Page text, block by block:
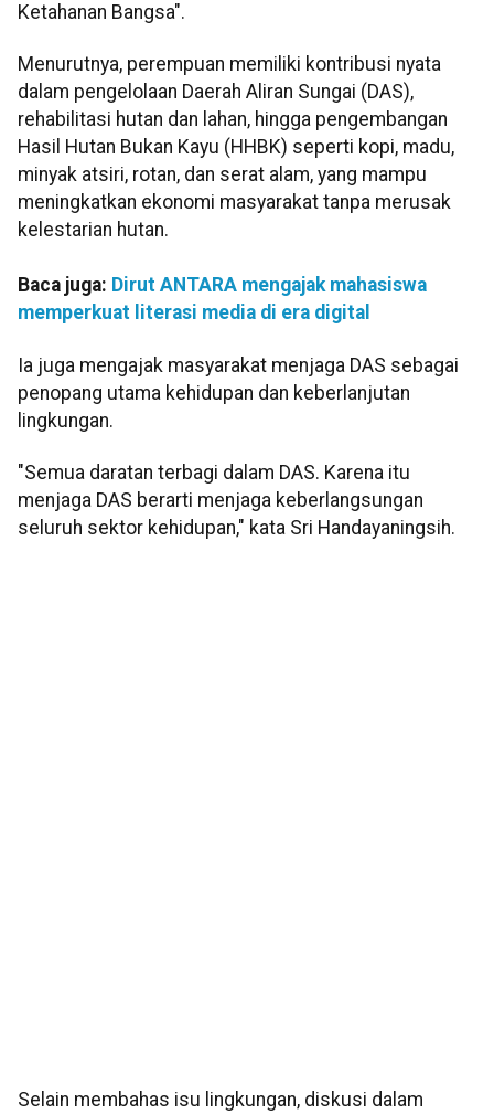
Ketahanan Bangsa".
Menurutnya, perempuan memiliki kontribusi nyata
dalam pengelolaan Daerah Aliran Sungai (DAS),
rehabilitasi hutan dan lahan, hingga pengembangan
Hasil Hutan Bukan Kayu (HHBK) seperti kopi, madu,
minyak atsiri, rotan, dan serat alam, yang mampu
meningkatkan ekonomi masyarakat tanpa merusak
kelestarian hutan.
Baca juga: Dirut ANTARA mengajak mahasiswa
memperkuat literasi media di era digital
Ia juga mengajak masyarakat menjaga DAS sebagai
penopang utama kehidupan dan keberlanjutan
lingkungan.
"Semua daratan terbagi dalam DAS. Karena itu
menjaga DAS berarti menjaga keberlangsungan
seluruh sektor kehidupan," kata Sri Handayaningsih.
Selain membahas isu lingkungan, diskusi dalam